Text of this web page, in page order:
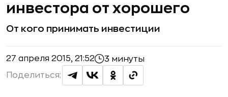
инвестора от хорошего
От кого принимать инвестиции
27 апреля 2015, 21:52 3 минуты
Поделиться: